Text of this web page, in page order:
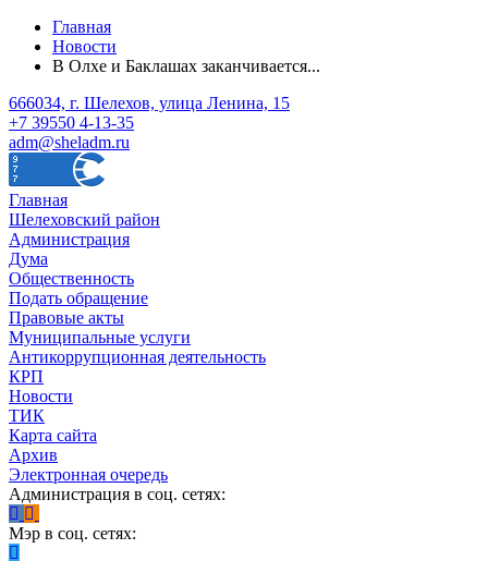
Главная
Новости
В Олхе и Баклашах заканчивается...
666034, г. Шелехов, улица Ленина, 15
+7 39550 4-13-35
adm@sheladm.ru
Главная
Шелеховский район
Администрация
Дума
Общественность
Подать обращение
Правовые акты
Муниципальные услуги
Антикоррупционная деятельность
КРП
Новости
ТИК
Карта сайта
Архив
Электронная очередь
Администрация в соц. сетях:
Мэр в соц. сетях: